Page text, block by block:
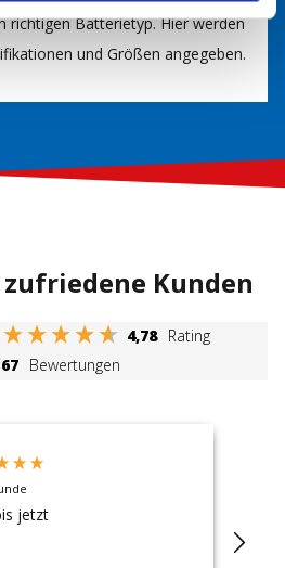
richtigen Batterietyp. Hier werden
und Größen angegeben.
zufriedene Kunden
4,78 Rating
Bewertungen
jetzt